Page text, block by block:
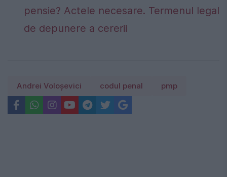
pensie? Actele necesare. Termenul legal
de depunere a cererii
Andrei Voloşevici codul penal pmp